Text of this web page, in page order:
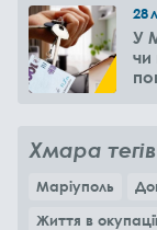
28
У
чи
Хмара тегів
Маріуполь
Життя в окупації